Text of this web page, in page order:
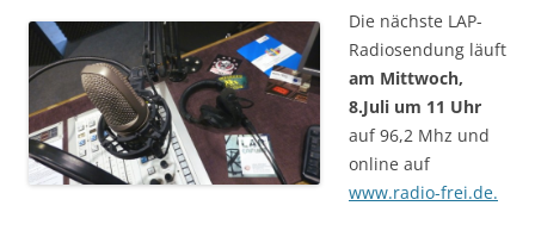
Die nächste LAP-
Radiosendung läuft
am Mittwoch,
8.Juli um 11 Uhr
auf 96,2 Mhz und
online auf
www.radio-frei.de.